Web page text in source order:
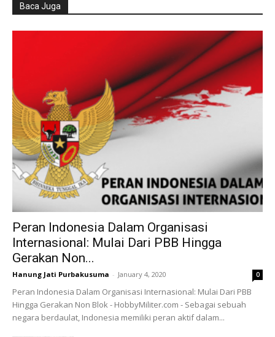
Baca Juga
Peran Indonesia Dalam Organisasi
Internasional: Mulai Dari PBB Hingga
Gerakan Non...
Hanung Jati Purbakusuma - January 4, 2020 0
Peran Indonesia Dalam Organisasi Internasional: Mulai Dari PBB
Hingga Gerakan Non Blok - HobbyMiliter.com - Sebagai sebuah
negara berdaulat, Indonesia memiliki peran aktif dalam...